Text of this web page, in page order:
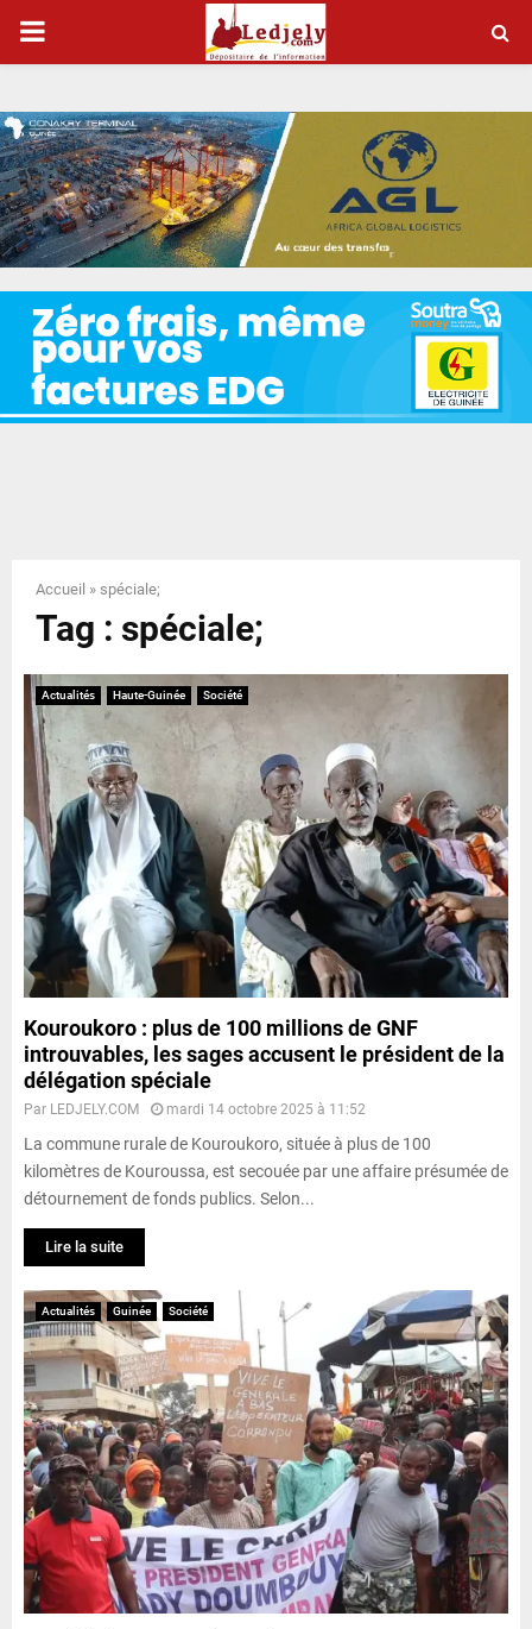
P
I
M
A
Y
N
U
Accueil » spéciale;
Tag : spéciale;
Actualités Haute-Guinée Société
Kouroukoro : plus de 100 millions de GNF
introuvables, les sages accusent le président de la
délégation spéciale
Par LEDJELY.COM mardi 14 octobre 2025 à 11:52
La commune rurale de Kouroukoro, située à plus de 100
kilomètres de Kouroussa, est secouée par une affaire présumée de
détournement de fonds publics. Selon...
Lire la suite
Actualités Guinée Société